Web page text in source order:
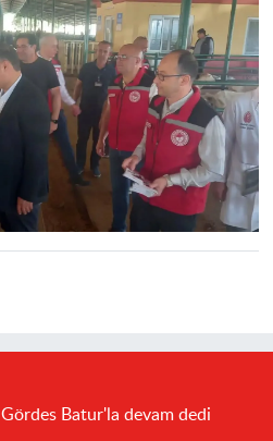
Gördes Batur'la devam dedi